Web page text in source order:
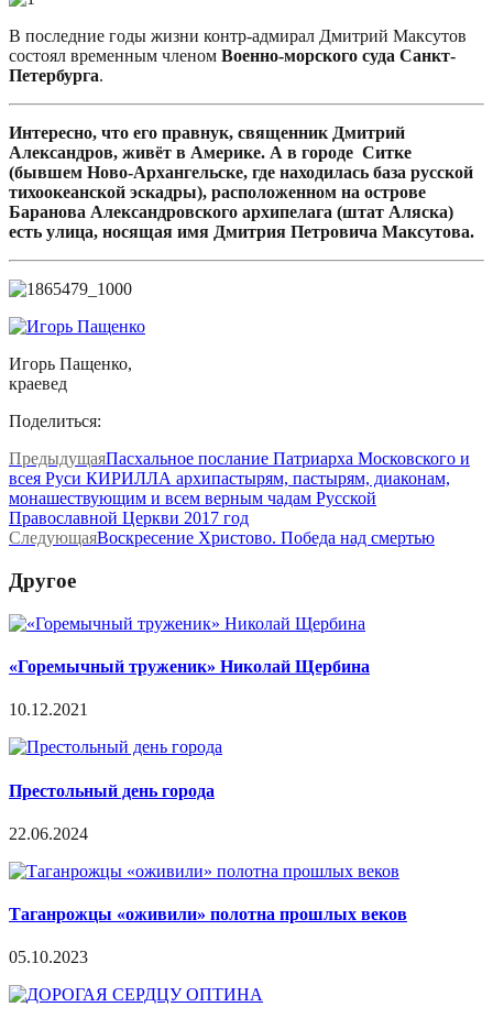
В последние годы жизни контр-адмирал Дмитрий Максутов
состоял временным членом Военно-морского суда Санкт-
Петербурга.
Интересно, что его правнук, священник Дмитрий
Александров, живёт в Америке. А в городе Ситке
(бывшем Ново-Архангельске, где находилась база русской
тихоокеанской эскадры), расположенном на острове
Баранова Александровского архипелага (штат Аляска)
есть улица, носящая имя Дмитрия Петровича Максутова.
Игорь Пащенко,
краевед
Поделиться:
ПредыдущаяПасхальное послание Патриарха Московского и
всея Руси КИРИЛЛА архипастырям, пастырям, диаконам,
монашествующим и всем верным чадам Русской
Православной Церкви 2017 год
СледующаяВоскресение Христово. Победа над смертью
Другое
«Горемычный труженик» Николай Щербина
10.12.2021
Престольный день города
22.06.2024
Таганрожцы «оживили» полотна прошлых веков
05.10.2023